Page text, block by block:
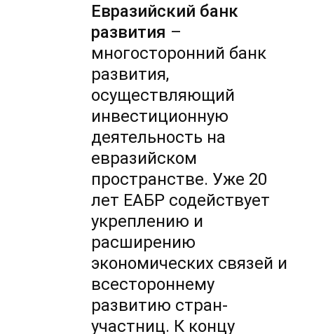
Евразийский банк
развития –
многосторонний банк
развития,
осуществляющий
инвестиционную
деятельность на
евразийском
пространстве. Уже 20
лет ЕАБР содействует
укреплению и
расширению
экономических связей и
всестороннему
развитию стран-
участниц. К концу